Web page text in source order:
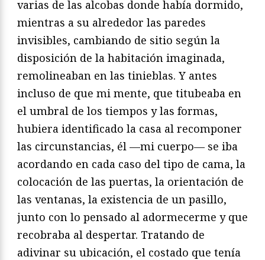
varias de las alcobas donde había dormido,
mientras a su alrededor las paredes
invisibles, cambiando de sitio según la
disposición de la habitación imaginada,
remolineaban en las tinieblas. Y antes
incluso de que mi mente, que titubeaba en
el umbral de los tiempos y las formas,
hubiera identificado la casa al recomponer
las circunstancias, él —mi cuerpo— se iba
acordando en cada caso del tipo de cama, la
colocación de las puertas, la orientación de
las ventanas, la existencia de un pasillo,
junto con lo pensado al adormecerme y que
recobraba al despertar. Tratando de
adivinar su ubicación, el costado que tenía